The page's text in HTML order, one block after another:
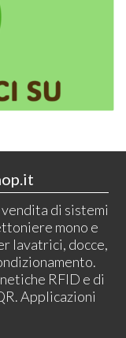
di sistemi
mono e
lavatrici, docce,
RFID e di
Applicazioni